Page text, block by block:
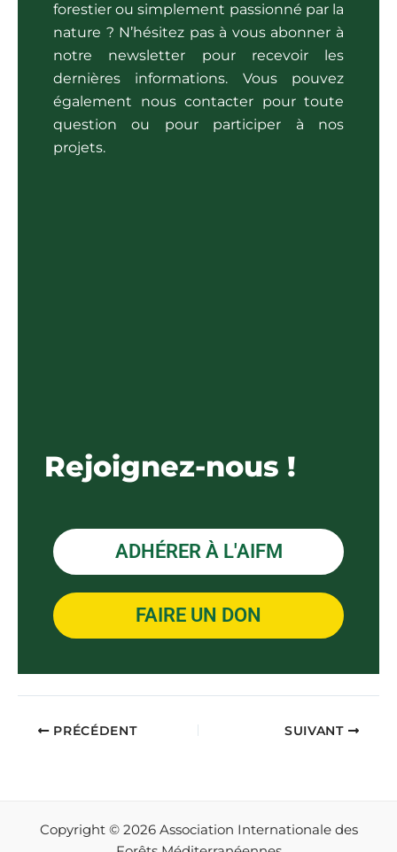
forestier ou simplement passionné par la
nature ? N’hésitez pas à vous abonner à
notre newsletter pour recevoir les
dernières informations. Vous pouvez
également nous contacter pour toute
question ou pour participer à nos
projets.
Rejoignez-nous !
ADHÉRER À L'AIFM
FAIRE UN DON
PRÉCÉDENT SUIVANT
Copyright © 2026 Association Internationale des